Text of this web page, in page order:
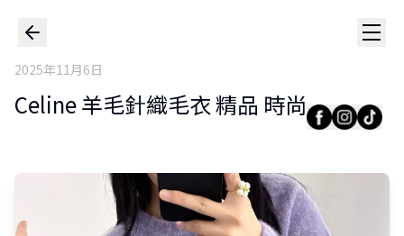
2025年11月6日
Celine 羊毛針織毛衣 精品 時尚